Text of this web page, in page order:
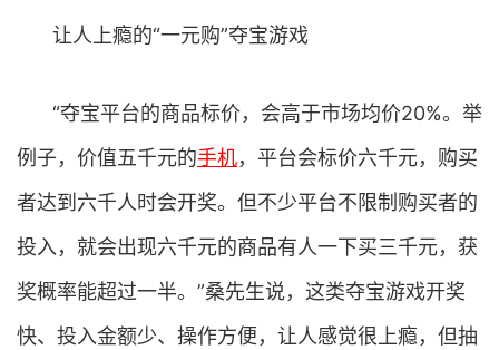
让人上瘾的“一元购”夺宝游戏
“夺宝平台的商品标价，会高于市场均价20%。举
例子，价值五千元的手机，平台会标价六千元，购买
者达到六千人时会开奖。但不少平台不限制购买者的
投入，就会出现六千元的商品有人一下买三千元，获
奖概率能超过一半。”桑先生说，这类夺宝游戏开奖
快、投入金额少、操作方便，让人感觉很上瘾，但抽